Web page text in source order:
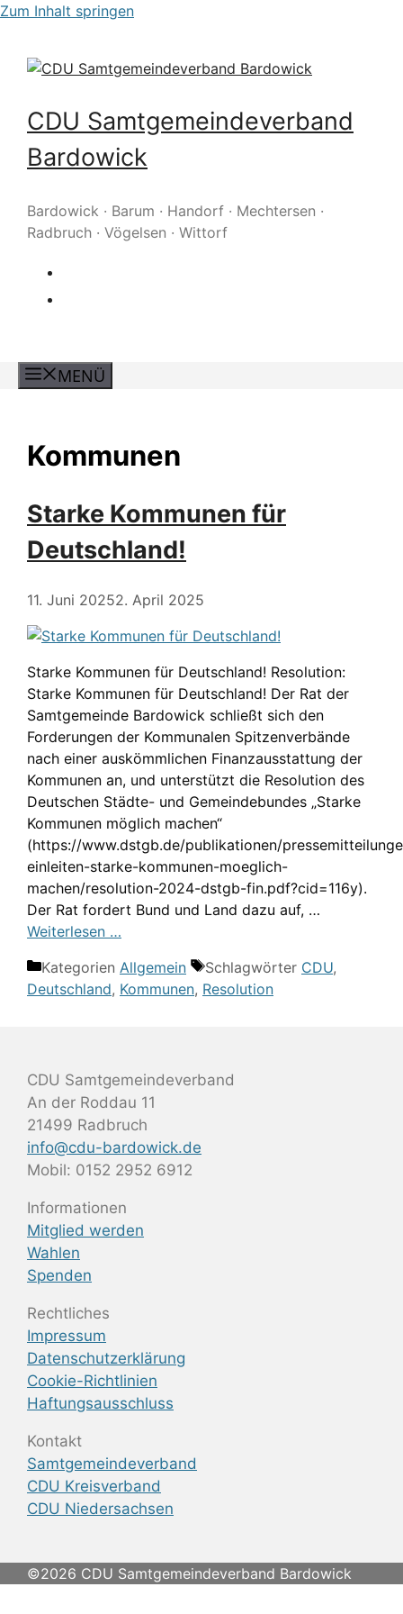
Zum Inhalt springen
CDU Samtgemeindeverband
Bardowick
Bardowick · Barum · Handorf · Mechtersen ·
Radbruch · Vögelsen · Wittorf
MENÜ
Kommunen
Starke Kommunen für
Deutschland!
11. Juni 20252. April 2025
Starke Kommunen für Deutschland! Resolution:
Starke Kommunen für Deutschland! Der Rat der
Samtgemeinde Bardowick schließt sich den
Forderungen der Kommunalen Spitzenverbände
nach einer auskömmlichen Finanzausstattung der
Kommunen an, und unterstützt die Resolution des
Deutschen Städte- und Gemeindebundes „Starke
Kommunen möglich machen“
(https://www.dstgb.de/publikationen/
einleiten-starke-kommunen-moeglich-
machen/resolution-2024-dstgb-fin.pdf?cid=116y).
Der Rat fordert Bund und Land dazu auf, …
Weiterlesen …
Kategorien Allgemein Schlagwörter CDU,
Deutschland, Kommunen, Resolution
CDU Samtgemeindeverband
An der Roddau 11
21499 Radbruch
info@cdu-bardowick.de
Mobil: 0152 2952 6912
Informationen
Mitglied werden
Wahlen
Spenden
Rechtliches
Impressum
Datenschutzerklärung
Cookie-Richtlinien
Haftungsausschluss
Kontakt
Samtgemeindeverband
CDU Kreisverband
CDU Niedersachsen
©2026 CDU Samtgemeindeverband Bardowick